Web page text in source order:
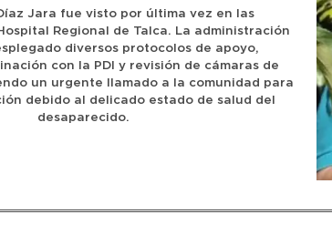
Jara fue visto por última vez en las
Regional de Talca. La administración
diversos protocolos de apoyo,
con la PDI y revisión de cámaras de
un urgente llamado a la comunidad para
debido al delicado estado de salud del
desaparecido.